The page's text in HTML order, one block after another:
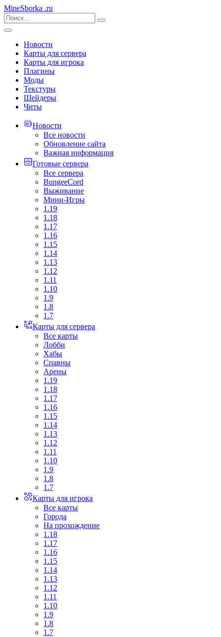
MineSborka .ru
Новости
Карты для сервера
Карты для игрока
Плагины
Моды
Текстуры
Шейдеры
Читы
Новости
Все новости
Обновление сайта
Важная информация
Готовые сервера
Все сервера
BungeeCord
Выживание
Мини-Игры
1.19
1.18
1.17
1.16
1.15
1.14
1.13
1.12
1.11
1.10
1.9
1.8
1.7
Карты для сервера
Все карты
Лобби
Хабы
Спавны
Арены
1.19
1.18
1.17
1.16
1.15
1.14
1.13
1.12
1.11
1.10
1.9
1.8
1.7
Карты для игрока
Все карты
Города
На прохождение
1.18
1.17
1.16
1.15
1.14
1.13
1.12
1.11
1.10
1.9
1.8
1.7